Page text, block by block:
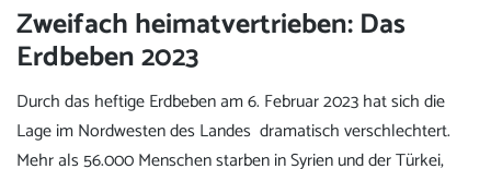
Zweifach heimatvertrieben: Das
Erdbeben 2023
Durch das heftige Erdbeben am 6. Februar 2023 hat sich die
Lage im Nordwesten des Landes dramatisch verschlechtert.
Mehr als 56.000 Menschen starben in Syrien und der Türkei,